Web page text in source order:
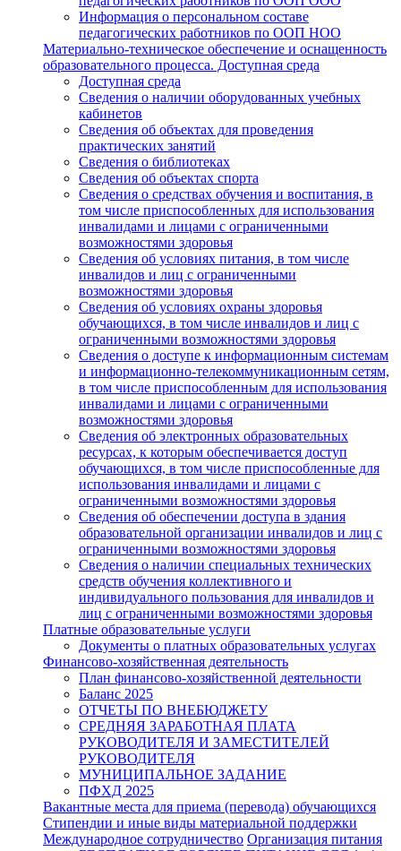
Информация о персональном составе
педагогических работников по ООП НОО
Материально-техническое обеспечение и оснащенность
образовательного процесса. Доступная среда
Доступная среда
Сведения о наличии оборудованных учебных
кабинетов
Сведения об объектах для проведения
практических занятий
Сведения о библиотеках
Сведения об объектах спорта
Сведения о средствах обучения и воспитания, в
том числе приспособленных для использования
инвалидами и лицами с ограниченными
возможностями здоровья
Сведения об условиях питания, в том числе
инвалидов и лиц с ограниченными
возможностями здоровья
Сведения об условиях охраны здоровья
обучающихся, в том числе инвалидов и лиц с
ограниченными возможностями здоровья
Сведения о доступе к информационным системам
и информационно-телекоммуникационным сетям,
в том числе приспособленным для использования
инвалидами и лицами с ограниченными
возможностями здоровья
Сведения об электронных образовательных
ресурсах, к которым обеспечивается доступ
обучающихся, в том числе приспособленные для
использования инвалидами и лицами с
ограниченными возможностями здоровья
Сведения об обеспечении доступа в здания
образовательной организации инвалидов и лиц с
ограниченными возможностями здоровья
Сведения о наличии специальных технических
средств обучения коллективного и
индивидуального пользования для инвалидов и
лиц с ограниченными возможностями здоровья
Платные образовательные услуги
Документы о платных образовательных услугах
Финансово-хозяйственная деятельность
План финансово-хозяйственной деятельности
Баланс 2025
ОТЧЕТЫ ПО ВНЕБЮДЖЕТУ
СРЕДНЯЯ ЗАРАБОТНАЯ ПЛАТА
РУКОВОДИТЕЛЯ И ЗАМЕСТИТЕЛЕЙ
РУКОВОДИТЕЛЯ
МУНИЦИПАЛЬНОЕ ЗАДАНИЕ
ПФХД 2025
Вакантные места для приема (перевода) обучающихся
Стипендии и иные виды материальной поддержки
Международное сотрудничество Организация питания